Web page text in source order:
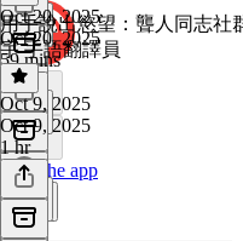
Get the app
Oct 20, 2025
Oct 20, 2025
59 mins
用手說出慾望：聾人同志社
宇 手語翻譯員
Oct 9, 2025
Oct 9, 2025
1 hr